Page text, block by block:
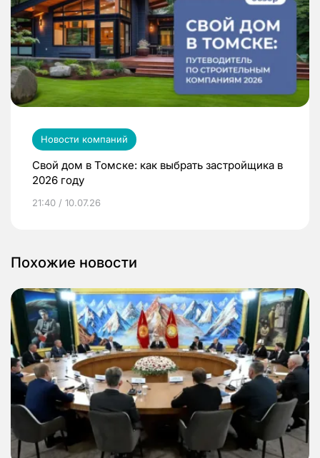
Новости компаний
Свой дом в Томске: как выбрать застройщика в
2026 году
21:40 / 10.07.26
Похожие новости